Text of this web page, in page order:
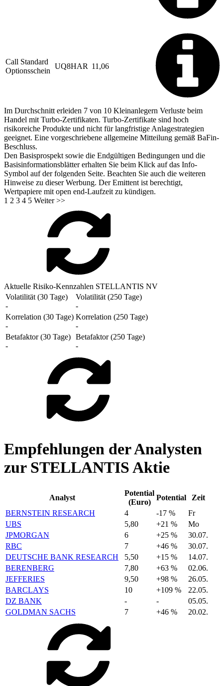
Call Standard
Optionsschein
UQ8HAR 11,06
Im Durchschnitt erleiden 7 von 10 Kleinanlegern Verluste beim
Handel mit Turbo-Zertifikaten. Turbo-Zertifikate sind hoch
risikoreiche Produkte und nicht für langfristige Anlagestrategien
geeignet. Eine vorgeschriebene allgemeine Mitteilung gemäß BaFin-
Beschluss.
Den Basisprospekt sowie die Endgültigen Bedingungen und die
Basisinformationsblätter erhalten Sie beim Klick auf das Info-
Symbol auf der folgenden Seite. Beachten Sie auch die weiteren
Hinweise zu dieser Werbung. Der Emittent ist berechtigt,
Wertpapiere mit open end-Laufzeit zu kündigen.
1 2 3 4 5 Weiter >>
Aktuelle Risiko-Kennzahlen STELLANTIS NV
Volatilität (30 Tage)
-
Volatilität (250 Tage)
-
Korrelation (30 Tage)
-
Korrelation (250 Tage)
-
Betafaktor (30 Tage)
-
Betafaktor (250 Tage)
-
Empfehlungen der Analysten
zur STELLANTIS Aktie
Analyst
Potential
(Euro)
Potential
Zeit
BERNSTEIN RESEARCH
4 -17 %
Fr
UBS
5,80 +21 %
Mo
JPMORGAN
6 +25 %
30.07.
RBC
7 +46 %
30.07.
DEUTSCHE BANK RESEARCH
5,50 +15 %
14.07.
BERENBERG
7,80 +63 %
02.06.
JEFFERIES
9,50 +98 %
26.05.
BARCLAYS
10 +109 %
22.05.
DZ BANK
- -
05.05.
GOLDMAN SACHS
7 +46 % 20.02.